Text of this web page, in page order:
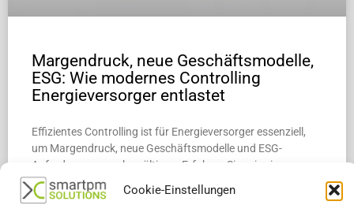
Cookie-Einstellungen
Margendruck, neue Geschäftsmodelle,
ESG: Wie modernes Controlling
Energieversorger entlastet
Effizientes Controlling ist für Energieversorger essenziell,
um Margendruck, neue Geschäftsmodelle und ESG-
Anforderungen zu bewältigen. Erfahren Sie, wie eine
integrierte Lösung von smartPM.solutions Transparenz
schafft und fundierte Entscheidungen ermöglicht.